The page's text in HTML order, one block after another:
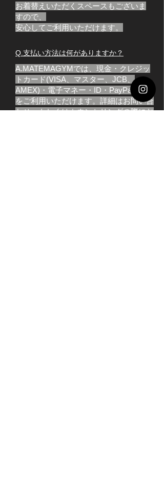
お着替えいただくスペースもございま
すので、
安心してご利用いただけます。
Q.支払い方法は何がありますか？
A.MATEMAGYMでは、現金・クレジッ
トカード(VISA、マスター、JCB、
AMEX)・電子マネー・ID・PayPay など
をご利用いただけます。詳細はお問い合
わせ、もしくはカウンセリングの際にお